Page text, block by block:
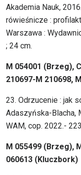
Akademia Nauk,
rówieśnicze :
Warszawa :
; 24 cm.
M 054001 (Brzeg),
210697-M 210698,
23. Odrzucenie : jak
Adaszyńska-Blacha,
WAM, cop. 2022.-
M 055499 (Brzeg),
060613 (Kluczbork)